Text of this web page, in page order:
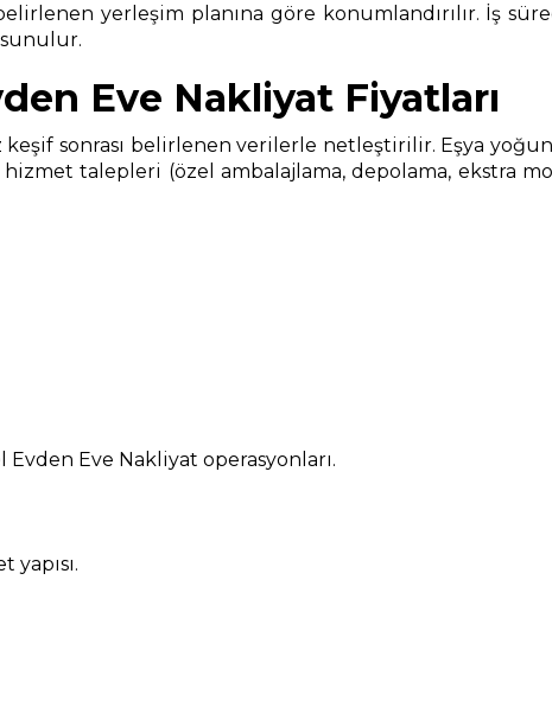
yerleşim planına göre konumlandırılır. İş
Eve Nakliyat Fiyatları
keşif sonrası belirlenen verilerle netleştirilir. Eşya
talepleri (özel ambalajlama, depolama, ekstra
Eve Nakliyat operasyonları.